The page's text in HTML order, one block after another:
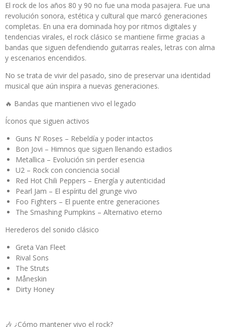
El rock de los años 80 y 90 no fue una moda pasajera. Fue una
revolución sonora, estética y cultural que marcó generaciones
completas. En una era dominada hoy por ritmos digitales y
tendencias virales, el rock clásico se mantiene firme gracias a
bandas que siguen defendiendo guitarras reales, letras con alma
y escenarios encendidos.
No se trata de vivir del pasado, sino de preservar una identidad
musical que aún inspira a nuevas generaciones.
🔥 Bandas que mantienen vivo el legado
Íconos que siguen activos
Guns N’ Roses – Rebeldía y poder intactos
Bon Jovi – Himnos que siguen llenando estadios
Metallica – Evolución sin perder esencia
U2 – Rock con conciencia social
Red Hot Chili Peppers – Energía y autenticidad
Pearl Jam – El espíritu del grunge vivo
Foo Fighters – El puente entre generaciones
The Smashing Pumpkins – Alternativo eterno
Herederos del sonido clásico
Greta Van Fleet
Rival Sons
The Struts
Måneskin
Dirty Honey
🎶 ¿Cómo mantener vivo el rock?